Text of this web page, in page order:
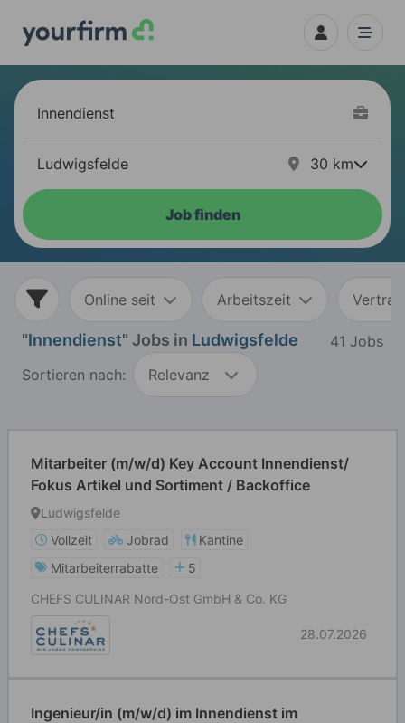
30 km
Job finden
Online seit Arbeitszeit
"Innendienst" Jobs in Ludwigsfelde
41 Jobs
Sortieren nach:
Relevanz
Mitarbeiter (m/w/d) Key Account Innendienst/
Fokus Artikel und Sortiment / Backoffice
Ludwigsfelde
Vollzeit
Jobrad
Kantine
Mitarbeiterrabatte
5
CHEFS CULINAR Nord-Ost GmbH & Co. KG
28.07.2026
Ingenieur/in (m/w/d) im Innendienst im